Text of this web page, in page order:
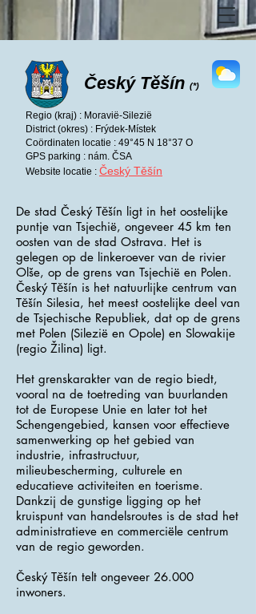
Český Těšín (*)
Regio (kraj) : Moravië-Silezië
District (okres) : Frýdek-Místek
Coördinaten locatie : 49°45 N 18°37 O
GPS parking : nám. ČSA
Website locatie : Český Těšín
De stad Český Těšín ligt in het oostelijke
puntje van Tsjechië, ongeveer 45 km ten
oosten van de stad Ostrava. Het is
gelegen op de linkeroever van de rivier
Olše, op de grens van Tsjechië en Polen.
Český Těšín is het natuurlijke centrum van
Těšín Silesia, het meest oostelijke deel van
de Tsjechische Republiek, dat op de grens
met Polen (Silezië en Opole) en Slowakije
(regio Žilina) ligt.
Het grenskarakter van de regio biedt,
vooral na de toetreding van buurlanden
tot de Europese Unie en later tot het
Schengengebied, kansen voor effectieve
samenwerking op het gebied van
industrie, infrastructuur,
milieubescherming, culturele en
educatieve activiteiten en toerisme.
Dankzij de gunstige ligging op het
kruispunt van handelsroutes is de stad het
administratieve en commerciële centrum
van de regio geworden.
Český Těšín telt ongeveer 26.000
inwoners.